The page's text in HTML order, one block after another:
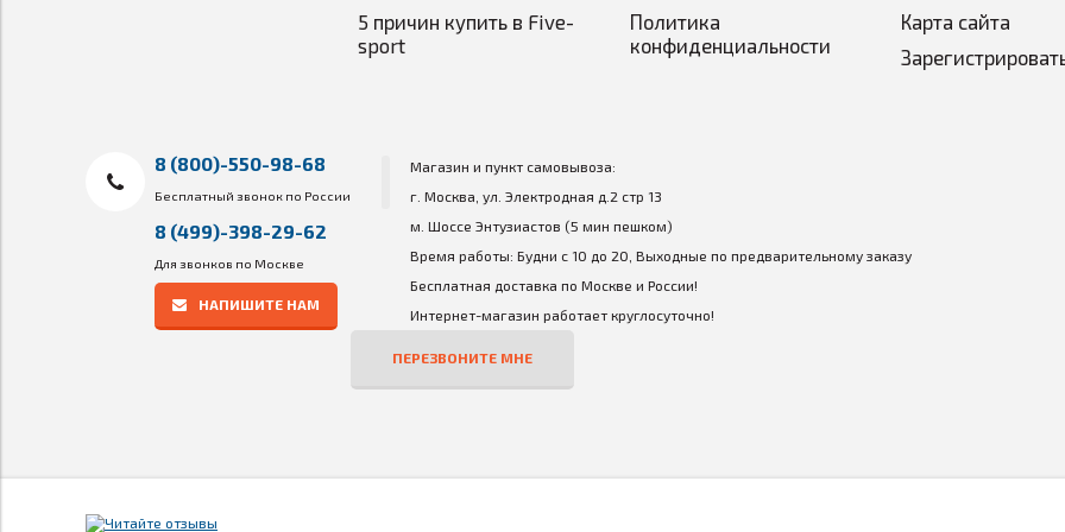
5 причин купить в Five-
sport
Политика
конфиденциальности
Карта сайта
8 (800)-550-98-68
Бесплатный звонок по России
8 (499)-398-29-62
Для звонков по Москве
НАПИШИТЕ НАМ
Магазин и пункт самовывоза:
г. Москва, ул. Электродная д.2 стр 13
м. Шоссе Энтузиастов (5 мин пешком)
Время работы: Будни с 10 до 20, Выходные по предварительному заказу
Бесплатная доставка по Москве и России!
Интернет-магазин работает круглосуточно!
ПЕРЕЗВОНИТЕ МНЕ